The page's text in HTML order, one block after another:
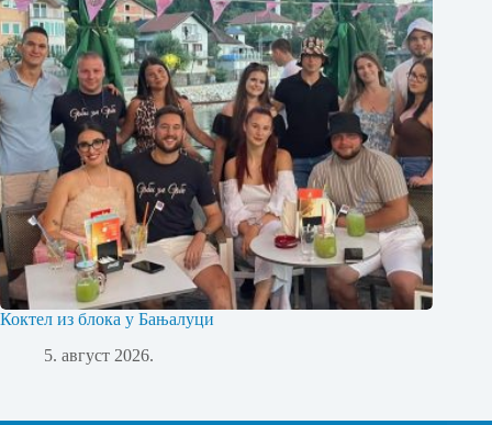
Коктел из блока у Бањалуци
5. август 2026.